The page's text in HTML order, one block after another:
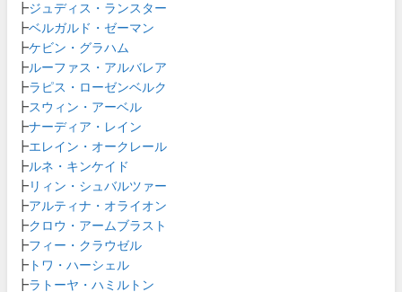
┣ジュディス・ランスター
┣ベルガルド・ゼーマン
┣ケビン・グラハム
┣ルーファス・アルバレア
┣ラピス・ローゼンベルク
┣スウィン・アーベル
┣ナーディア・レイン
┣エレイン・オークレール
┣ルネ・キンケイド
┣ リィン・シュバルツァー
┣アルティナ・オライオン
┣クロウ・アームブラスト
┣フィー・クラウゼル
┣ トワ・ハーシェル
┣ラトーヤ・ハミルトン